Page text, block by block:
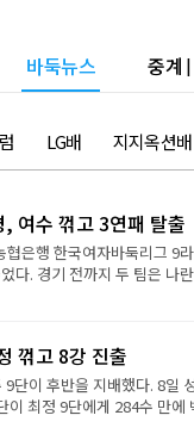
바둑뉴스 중계 |
LG배 지지옥션배
여수 꺾고 3연패 탈출
은행 한국여자바둑리그 9
다. 경기 전까지 두 팀은 나
꺾고 8강 진출
단이 후반을 지배했다. 8일
최정 9단에게 284수 만에